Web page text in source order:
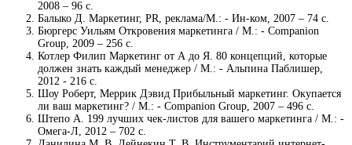
2008 – 96 с.
Балыко Д. Маркетинг, PR, реклама/М.: - Ин-ком, 2007 – 74 с.
Бюргерс Уильям Откровения маркетинга / М.: - Companion
Group, 2009 – 256 с.
Котлер Филип Маркетинг от А до Я. 80 концепций, которые
должен знать каждый менеджер / М.: - Альпина Паблишер,
2012 - 216 с.
Шоу Роберт, Меррик Дэвид Прибыльный маркетинг. Окупается
ли ваш маркетинг? / М.: - Companion Group, 2007 – 496 с.
Штепо А. 199 лучших чек-листов для вашего маркетинга / М.: -
Омега-Л, 2012 – 702 с.